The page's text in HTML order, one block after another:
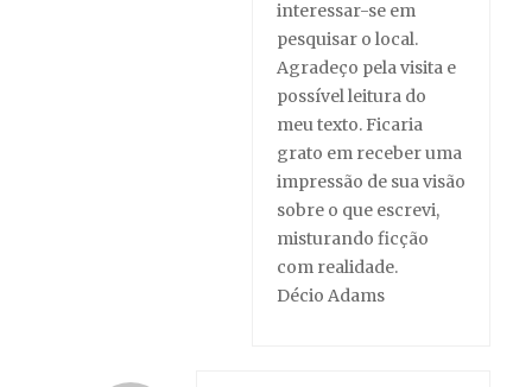
interessar-se em
pesquisar o local.
Agradeço pela visita e
possível leitura do
meu texto. Ficaria
grato em receber uma
impressão de sua visão
sobre o que escrevi,
misturando ficção
com realidade.
Décio Adams